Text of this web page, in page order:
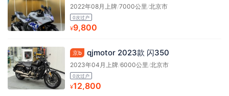
2022年08月上牌/7000公里/北京市
0次过户
¥9,800
京b qjmotor 2023款 闪350
2023年04月上牌/6000公里/北京市
0次过户
¥12,800